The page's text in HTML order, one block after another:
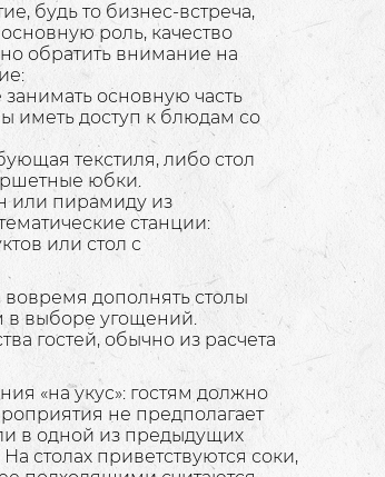
будь то бизнес-встреча,
роль, качество
обратить внимание на
основную часть
иметь доступ к блюдам со
текстиля, либо стол
юбки.
или пирамиду из
станции:
или стол с
дополнять столы
в выборе угощений.
гостей, обычно из расчета
«на укус»: гостям должно
не предполагает
в одной из предыдущих
столах приветствуются соки,